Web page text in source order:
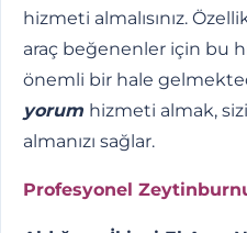
hizmeti almalısınız.
araç beğenenler için bu
önemli bir hale
yorum hizmeti almak,
almanızı sağlar.
Profesyonel